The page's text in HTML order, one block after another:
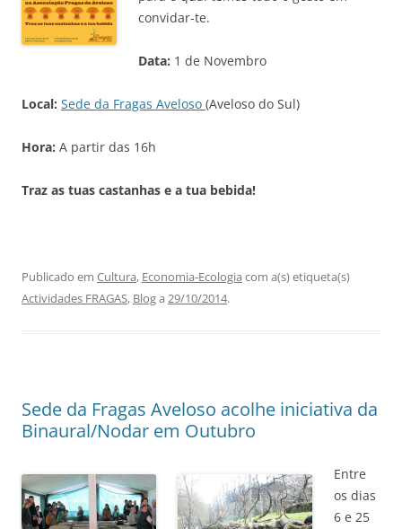
convidar-te.
Data: 1 de Novembro
Local: Sede da Fragas Aveloso (Aveloso do Sul)
Hora: A partir das 16h
Traz as tuas castanhas e a tua bebida!
Publicado em Cultura, Economia-Ecologia com a(s) etiqueta(s)
Actividades FRAGAS, Bloga 29/10/2014.
Sede da Fragas Aveloso acolhe iniciativa da
Binaural/Nodar em Outubro
Entre
os dias
6 e 25